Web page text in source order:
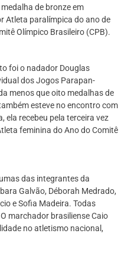
de bronze em
Atleta paralímpica do ano de
Olímpico Brasileiro (CPB).
foi o nadador Douglas
dos Jogos Parapan-
menos que oito medalhas de
esteve no encontro com
ela recebeu pela terceira vez
feminina do Ano do Comitê
das integrantes da
Galvão, Déborah Medrado,
e Sofia Madeira. Todas
marchador brasiliense Caio
no atletismo nacional,